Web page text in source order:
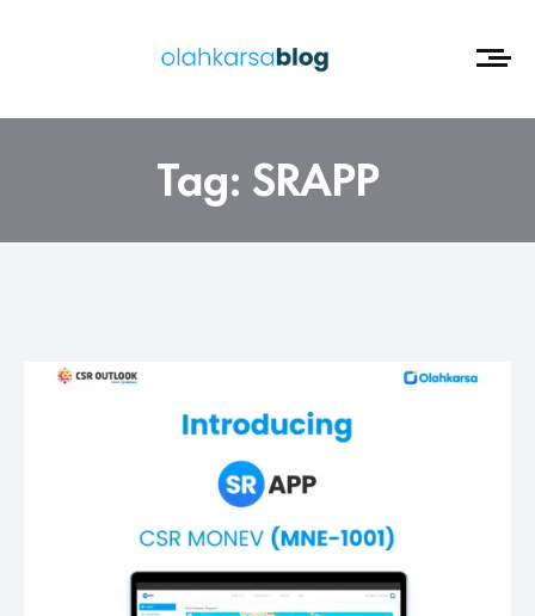
Tag: SRAPP